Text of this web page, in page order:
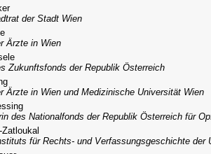
der Stadt Wien
Ärzte in Wien
Zukunftsfonds der Republik Österreich
Ärzte in Wien und Medizinische Universität Wien
des Nationalfonds der Republik Österreich für
für Rechts- und Verfassungsgeschichte der